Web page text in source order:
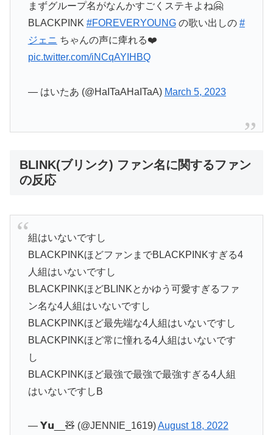
まずグループ名がなんかすごくステキよね🤗
BLACKPINK #FOREVERYOUNGの歌い出しの #
ジェニ ちゃんの声に痺れる❤️
pic.twitter.com/iNCqAYIHBQ
— はいたあ (@HaITaAHaITaA) March 5, 2023
BLINK(ブリンク) ファン名に関するファン
の反応
組はいないですし
BLACKPINKほどファンまでBLACKPINKすぎる4
人組はいないですし
BLACKPINKほどBLINKとかゆう可愛すぎるファ
ン名な4人組はいないですし
BLACKPINKほど最先端な4人組はいないですし
BLACKPINKほど常に憧れる4人組はいないです
し
BLACKPINKほど最強で最強で最強すぎる4人組
はいないですしB
— 𝗬𝘂__🧸 (@JENNIE_1619)August 18, 2022